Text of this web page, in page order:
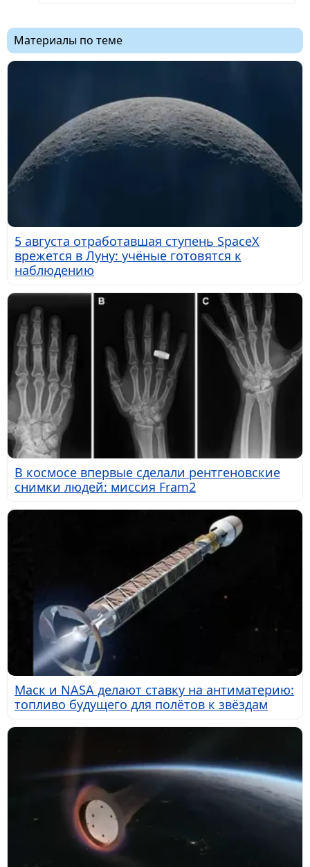
Материалы по теме
5 августа отработавшая ступень SpaceX
врежется в Луну: учёные готовятся к
наблюдению
В космосе впервые сделали рентгеновские
снимки людей: миссия Fram2
Маск и NASA делают ставку на антиматерию:
топливо будущего для полётов к звёздам